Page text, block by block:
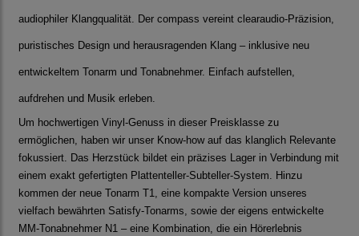
audiophiler Klangqualität. Der compass vereint clearaudio-Präzision,
puristisches Design und herausragenden Klang – inklusive neu
entwickeltem Tonarm und Tonabnehmer. Einfach aufstellen,
aufdrehen und Musik erleben.
Um hochwertigen Vinyl-Genuss in dieser Preisklasse zu
ermöglichen, haben wir unser Know-how auf das klanglich Relevante
fokussiert. Das Herzstück bildet ein präzises Lager in Verbindung mit
einem exakt gefertigten Plattenteller-Subteller-System. Hinzu
kommen der neue Tonarm T1, eine kompakte Version unseres
vielfach bewährten Satisfy-Tonarms, sowie der eigens entwickelte
MM-Tonabnehmer N1 – eine Kombination, die ein Hörerlebnis